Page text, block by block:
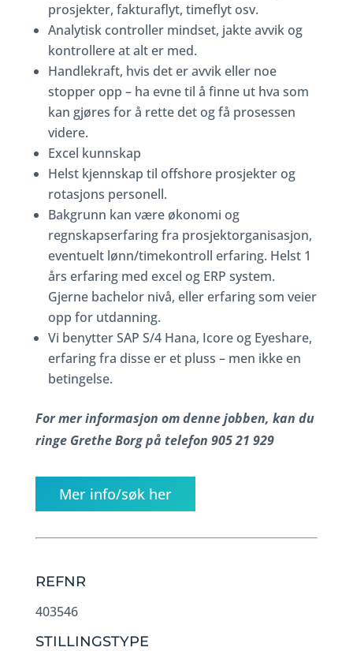
prosjekter, fakturaflyt, timeflyt osv.
Analytisk controller mindset, jakte avvik og
kontrollere at alt er med.
Handlekraft, hvis det er avvik eller noe
stopper opp – ha evne til å finne ut hva som
kan gjøres for å rette det og få prosessen
videre.
Excel kunnskap
Helst kjennskap til offshore prosjekter og
rotasjons personell.
Bakgrunn kan være økonomi og
regnskapserfaring fra prosjektorganisasjon,
eventuelt lønn/timekontroll erfaring. Helst 1
års erfaring med excel og ERP system.
Gjerne bachelor nivå, eller erfaring som veier
opp for utdanning.
Vi benytter SAP S/4 Hana, Icore og Eyeshare,
erfaring fra disse er et pluss – men ikke en
betingelse.
For mer informasjon om denne jobben, kan du
ringe Grethe Borg på telefon 905 21 929
Mer info/søk her
REFNR
403546
STILLINGSTYPE